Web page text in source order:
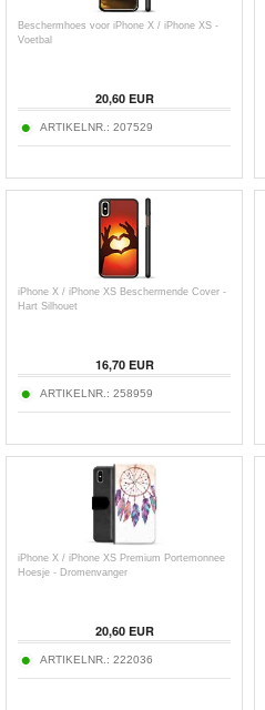
Beschermhoes voor iPhone X / iPhone XS -
Voetbal
20,60EUR
ARTIKELNR.: 207529
iPhone X / iPhone XS Beschermende Cover -
Hart Silhouet
16,70EUR
ARTIKELNR.: 258959
iPhone X / iPhone XS Premium Portemonnee
Hoesje - Dromenvanger
20,60EUR
ARTIKELNR.: 222036